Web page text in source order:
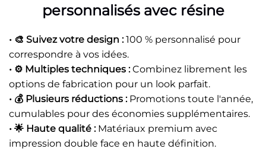
personnalisés avec résine
• 🎨 Suivez votre design :100 % personnalisé pour
correspondre à vos idées.
• ⚙️ Multiples techniques :Combinez librement les
options de fabrication pour un look parfait.
• 💰 Plusieurs réductions : Promotions toute l'année,
cumulables pour des économies supplémentaires.
• 🌟 Haute qualité : Matériaux premium avec
impression double face en haute définition.